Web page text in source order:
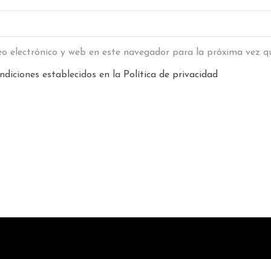
electrónico y web en este navegador para la próxima vez
establecidos en la Política de privacidad